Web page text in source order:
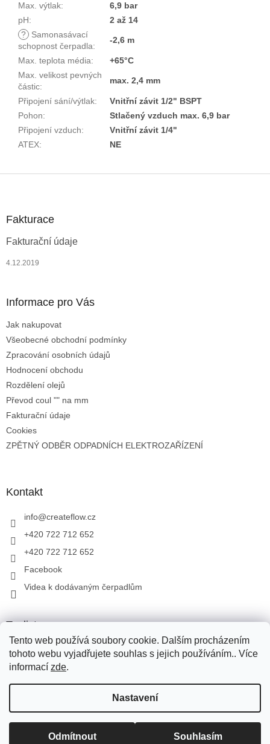
Tento web používá soubory cookie. Dalším procházením
tohoto webu vyjadřujete souhlas s jejich používáním.. Více
informací zde.
Nastavení
Odmítnout Souhlasím
přepravu zboží na Slovensko využíváme Zásilkovnu, PPL. V
případě dotazů volejte na tel.: +420 722 712 652, nebo pište na e-
mail: info@createflow.cz. Recyklační poplatek je zahrnut do ceny
produktu. Na dodané produkty, zajišťujeme záruční a pozáruční
Max. výtlak:
6,9 bar
pH:
2 až 14
?
Samonasávací
schopnost čerpadla:
-2,6 m
Max. teplota média:
+65°C
Max. velikost pevných
částic:
max. 2,4 mm
Připojení sání/výtlak:
Vnitřní závit 1/2" BSPT
Pohon:
Stlačený vzduch max. 6,9 bar
Připojení vzduch:
Vnitřní závit 1/4"
ATEX: NE
Fakturace
Fakturační údaje
4.12.2019
Informace pro Vás
Jak nakupovat
Všeobecné obchodní podmínky
Zpracování osobních údajů
Hodnocení obchodu
Rozdělení olejů
Převod coul "" na mm
Fakturační údaje
Cookies
ZPĚTNÝ ODBĚR ODPADNÍCH ELEKTROZAŘÍZENÍ
Kontakt
info@createflow.cz
+420 722 712 652
+420 722 712 652
Facebook
Videa k dodávaným čerpadlům
Toplist
. Všechna práva vyhrazena.